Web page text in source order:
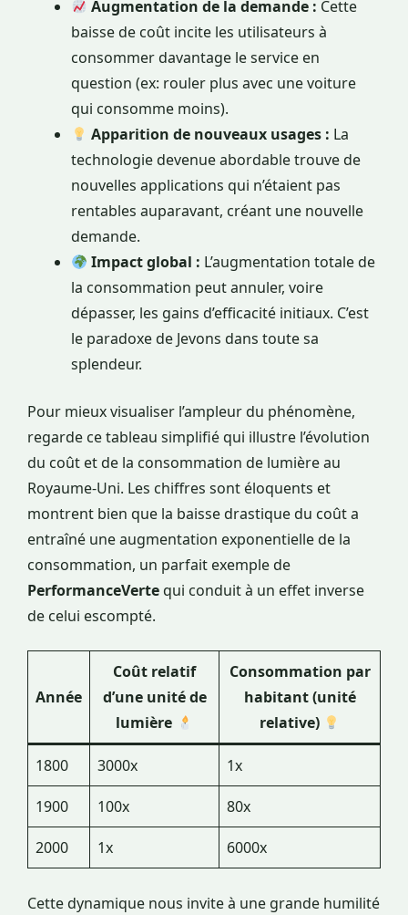
Augmentation de la demande : Cette
baisse de coût incite les utilisateurs à
consommer davantage le service en
question (ex: rouler plus avec une voiture
qui consomme moins).
Apparition de nouveaux usages : La
technologie devenue abordable trouve de
nouvelles applications qui n’étaient pas
rentables auparavant, créant une nouvelle
demande.
Impact global : L’augmentation totale de
la consommation peut annuler, voire
dépasser, les gains d’efficacité initiaux. C’est
le paradoxe de Jevons dans toute sa
splendeur.
Pour mieux visualiser l’ampleur du phénomène,
regarde ce tableau simplifié qui illustre l’évolution
du coût et de la consommation de lumière au
Royaume-Uni. Les chiffres sont éloquents et
montrent bien que la baisse drastique du coût a
entraîné une augmentation exponentielle de la
consommation, un parfait exemple de
PerformanceVertequi conduit à un effet inverse
de celui escompté.
Année
Coût relatif
d’une unité de
lumière
Consommation par
habitant (unité
relative)
1800 3000x 1x
1900 100x 80x
2000 1x 6000x
Cette dynamique nous invite à une grande humilité